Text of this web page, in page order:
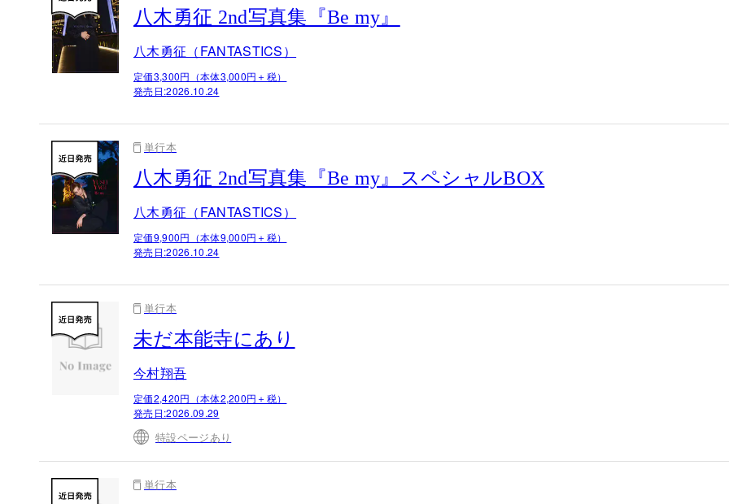
八木勇征 2nd写真集『Be my』
八木勇征（FANTASTICS）
定価3,300円（本体3,000円＋税）
発売日:2026.10.24
単行本
八木勇征 2nd写真集『Be my』スペシャルBOX
八木勇征（FANTASTICS）
定価9,900円（本体9,000円＋税）
発売日:2026.10.24
単行本
未だ本能寺にあり
今村翔吾
定価2,420円（本体2,200円＋税）
発売日:2026.09.29
特設ページあり
単行本